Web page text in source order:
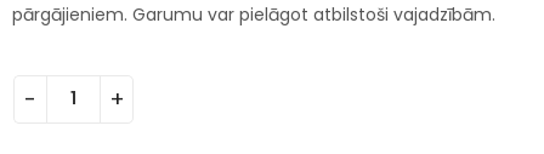
pārgājieniem. Garumu var pielāgot atbilstoši vajadzībām.